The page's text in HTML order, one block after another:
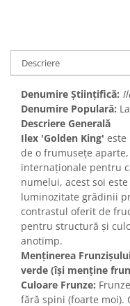
Descriere
Denumire Științifică:
Denumire Populară:
Descriere Generală
Ilex 'Golden King' este
de o frumusețe
internaționale pentru
numelui, acest soi
luminozitate grădinii
contrastul oferit de
pentru structură și
anotimp.
Menținerea
verde (își menține
Culoare Frunze:
fără spini (foarte moi).